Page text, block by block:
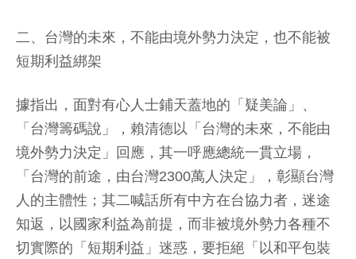
二、台灣的未來，不能由境外勢力決定，也不能被
短期利益綁架
據指出，面對有心人士鋪天蓋地的「疑美論」、
「台灣籌碼說」，賴清德以「台灣的未來，不能由
境外勢力決定」回應，其一呼應總統一貫立場，
「台灣的前途，由台灣2300萬人決定」，彰顯台灣
人的主體性；其二喊話所有中方在台協力者，迷途
知返，以國家利益為前提，而非被境外勢力各種不
切實際的「短期利益」迷惑，要拒絕「以和平包裝